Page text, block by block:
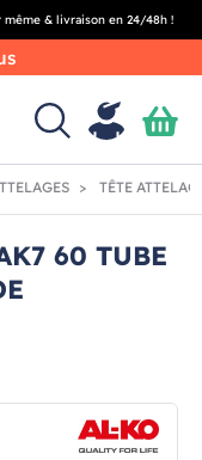
& livraison en 24/48h !
TÊTE
60 TUBE